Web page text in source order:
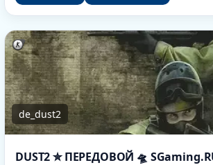
de_dust2
DUST2 ✮ ПEPEДOBOЙ 🛸